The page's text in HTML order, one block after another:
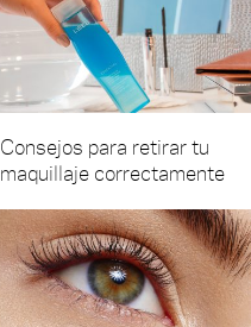
Consejos para retirar tu
maquillaje correctamente